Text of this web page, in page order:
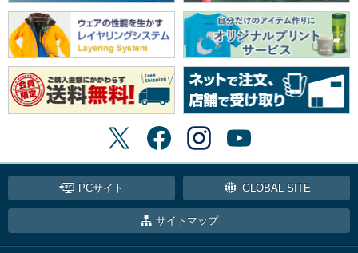
PCサイト GLOBAL SITE
サイトマップ